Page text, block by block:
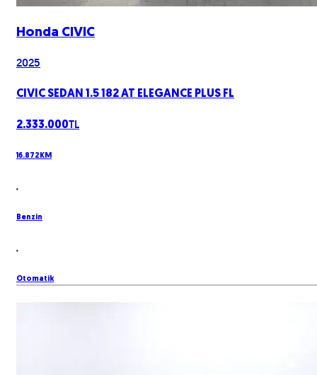
Honda CIVIC
2025
CIVIC SEDAN 1.5 182 AT ELEGANCE PLUS FL
2.333.000TL
16.872 KM
Benzin
Otomatik